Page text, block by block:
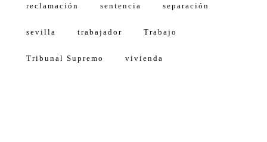
reclamación sentencia separación
sevilla trabajador Trabajo
Tribunal Supremo vivienda